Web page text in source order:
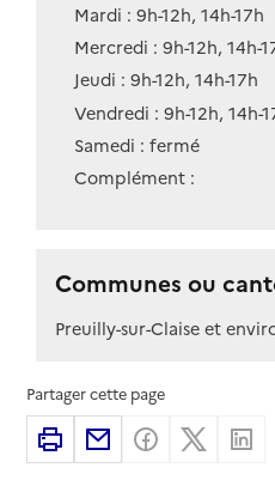
Mardi : 9h-12h, 14h-17h
Mercredi : 9h-12h, 14h-
Jeudi : 9h-12h, 14h-17h
Vendredi : 9h-12h, 14h-
Samedi : fermé
Complément :
Communes ou
Preuilly-sur-Claise et
Partager cette page
ImprimerPartager par email
Partager sur